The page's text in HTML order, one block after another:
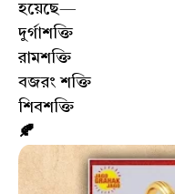
হয়েছে—
দুর্গাশক্তি
রামশক্তি
বজরং শক্তি
শিবশক্তি
🍂